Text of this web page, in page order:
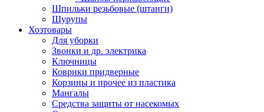
Шпильки резьбовые (штанги)
Шурупы
Хозтовары
Для уборки
Звонки и др. электрика
Ключницы
Коврики придверные
Корзины и прочее из пластика
Мангалы
Средства защиты от насекомых